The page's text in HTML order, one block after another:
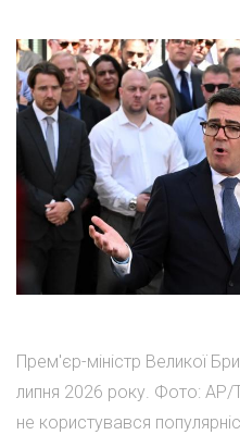
Прем'єр-міністр Великої
липня 2026 року. Фото:
не користувався